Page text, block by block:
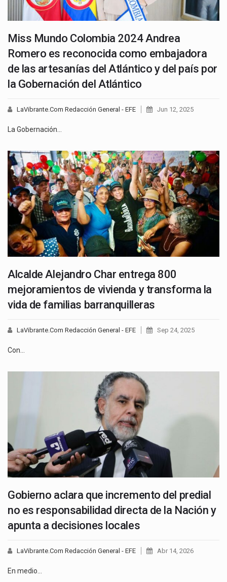
Miss Mundo Colombia 2024 Andrea
Romero es reconocida como embajadora
de las artesanías del Atlántico y del país por
la Gobernación del Atlántico
LaVibrante.Com Redacción General - EFE Jun 12, 2025
La Gobernación…
Alcalde Alejandro Char entrega 800
mejoramientos de vivienda y transforma la
vida de familias barranquilleras
LaVibrante.Com Redacción General - EFE Sep 24, 2025
Con…
Gobierno aclara que incremento del predial
no es responsabilidad directa de la Nación y
apunta a decisiones locales
LaVibrante.Com Redacción General - EFE Abr 14, 2026
En medio…